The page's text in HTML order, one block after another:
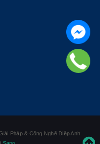
Pháp & Công Nghệ Diệp Anh